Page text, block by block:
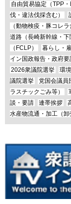
自由貿易協定（TPP・
伐・違法伐採含む）
（動物検疫・豚コレラ
道路（長崎新幹線・下
（FCLP）
暮らし・
イン国政報告・政府要
2026衆議院選挙
環
議院選挙
党国会議員
ラスチックごみ等）
談・要請
連帯挨拶
水産物流通・加工（卸